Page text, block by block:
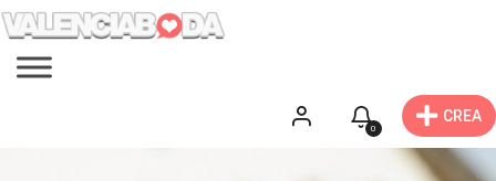
0
CREA